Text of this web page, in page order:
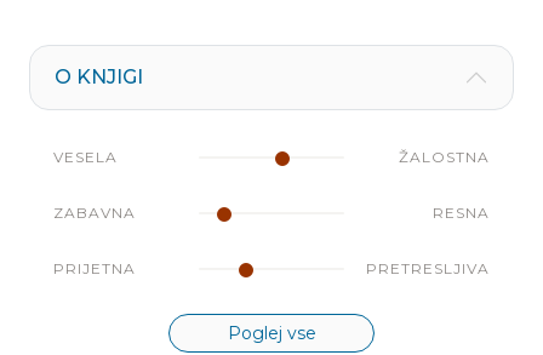
O KNJIGI
VESELA ŽALOSTNA
ZABAVNA RESNA
PRIJETNA PRETRESLJIVA
Poglej vse